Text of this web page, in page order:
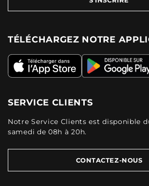
TÉLÉCHARGEZ NOTRE
SERVICE CLIENTS
Notre Service Clients est disponible
samedi de 08h à 20h.
CONTACTEZ-NOUS